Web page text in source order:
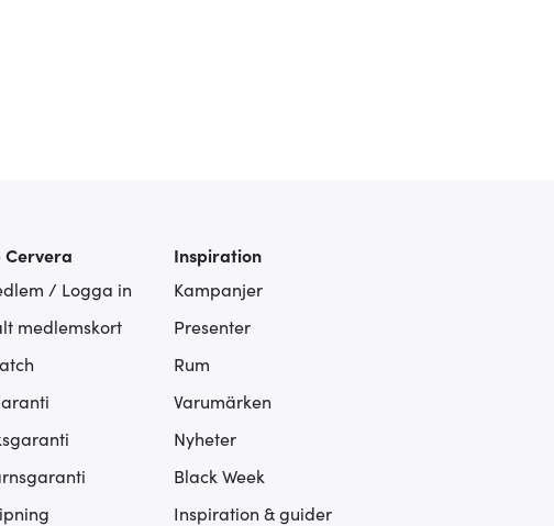
Cervera
/ Logga in
medlemskort
Inspiration
Kampanjer
Presenter
Rum
Varumärken
Nyheter
Black Week
Inspiration & guider